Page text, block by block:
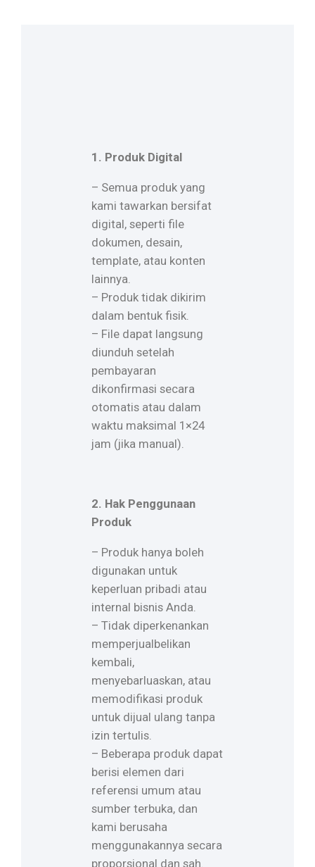
1. Produk Digital
– Semua produk yang
kami tawarkan bersifat
digital, seperti file
dokumen, desain,
template, atau konten
lainnya.
– Produk tidak dikirim
dalam bentuk fisik.
– File dapat langsung
diunduh setelah
pembayaran
dikonfirmasi secara
otomatis atau dalam
waktu maksimal 1×24
jam (jika manual).
2. Hak Penggunaan
Produk
– Produk hanya boleh
digunakan untuk
keperluan pribadi atau
internal bisnis Anda.
– Tidak diperkenankan
memperjualbelikan
kembali,
menyebarluaskan, atau
memodifikasi produk
untuk dijual ulang tanpa
izin tertulis.
– Beberapa produk dapat
berisi elemen dari
referensi umum atau
sumber terbuka, dan
kami berusaha
menggunakannya secara
proporsional dan sah.